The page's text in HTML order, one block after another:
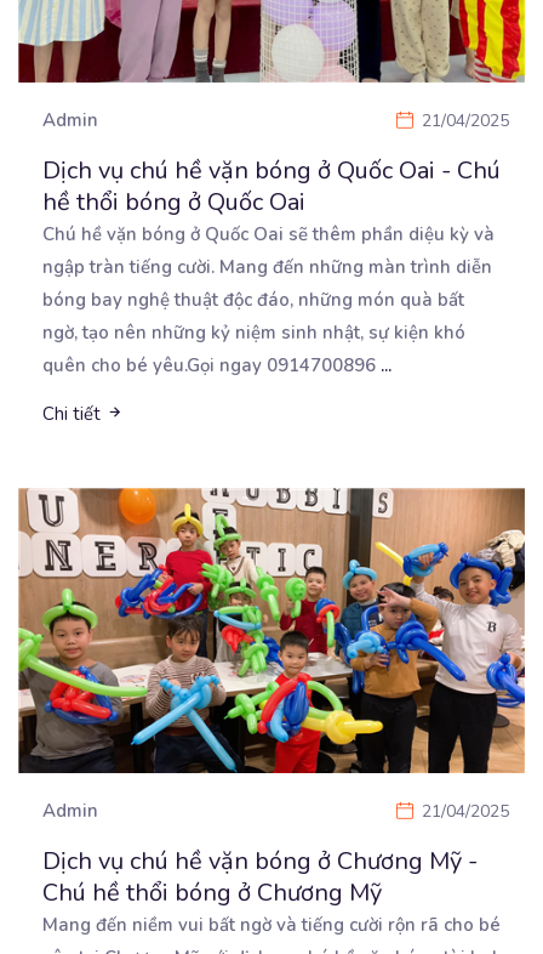
Admin 21/04/2025
Dịch vụ chú hề vặn bóng ở Quốc Oai - Chú
hề thổi bóng ở Quốc Oai
Chú hề vặn bóng ở Quốc Oai sẽ thêm phần diệu kỳ và
ngập tràn tiếng cười. Mang đến những màn trình diễn
bóng bay nghệ thuật độc đáo, những món quà bất
ngờ, tạo nên những kỷ niệm sinh nhật, sự kiện khó
quên cho bé yêu.Gọi ngay 0914700896 ...
Chi tiết
Admin 21/04/2025
Dịch vụ chú hề vặn bóng ở Chương Mỹ -
Chú hề thổi bóng ở Chương Mỹ
Mang đến niềm vui bất ngờ và tiếng cười rộn rã cho bé